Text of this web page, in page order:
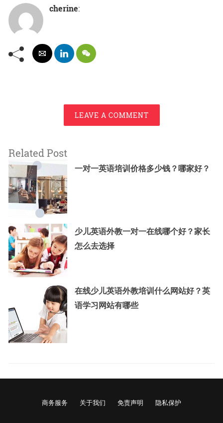
cherine:
LEAVE A COMMENT
Related Post
一对一英语培训价格多少钱？哪家好？
少儿英语外教一对一在线哪个好？家长
怎么去选择
在线少儿英语外教培训什么网站好？英
语学习网站有哪些
商务服务 关于我们 免责声明 隐私保护